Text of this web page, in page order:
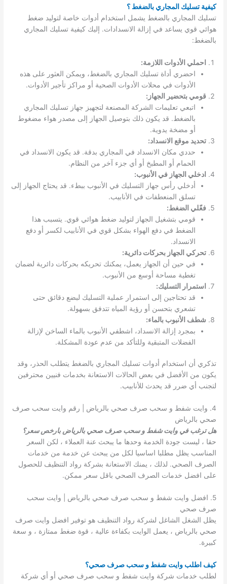
كيفية تسليك المجاري بالضغط ؟
تسليك المجاري بالضغط يشمل استخدام أدوات خاصة لتوليد ضغط
هوائي قوي يساعد في إزالة الانسدادات. إليك كيفية تسليك المجاري
بالضغط:
احملي الأدوات اللازمة:
احضري أداة تسليك المجاري بالضغط، ويمكن العثور على هذه
الأدوات في محلات الأدوات الصحية أو مراكز تأجير الأدوات.
قومي بتحضير الجهاز:
اتبعي تعليمات الشركة المصنعة لتجهيز جهاز تسليك المجاري
بالضغط. قد يكون ذلك بتوصيل الجهاز إلى مصدر هواء مضغوط
أو مضخة يدوية.
تحديد موقع الانسداد:
حددي مكان الانسداد في المجاري بدقة. قد يكون الانسداد في
الحمام أو المطبخ أو أي جزء آخر من النظام.
ادخلي الجهاز في الأنبوب:
أدخلي رأس جهاز التسليك في الأنبوب ببطء. قد يحتاج الجهاز إلى
تسلق المنعطفات في الأنابيب.
فعّلي الضغط:
قومي بتشغيل الجهاز لتوليد ضغط هوائي قوي. يتسبب هذا
الضغط في دفع الهواء بشكل قوي في الأنابيب لكسر أو دفع
الانسداد.
تحركي الجهاز بحركات دائرية:
في حين أن الجهاز يعمل، يمكنك تحريكه بحركات دائرية لضمان
تغطية مساحة أوسع من الأنبوب.
استمرار التسليك:
قد تحتاجين إلى استمرار عملية التسليك لبضع دقائق حتى
تشعري بتحسن أو رؤية المياه تتدفق بسهولة.
شطف الأنبوب بالماء:
بمجرد إزالة الانسداد، اشطفي الأنبوب بالماء الساخن لإزالة
الفضلات المتبقية وللتأكد من عدم عودة المشكلة.
تذكري أن استخدام أدوات تسليك المجاري بالضغط يتطلب الحذر، وقد
يكون من الأفضل في بعض الحالات الاستعانة بخدمات فنيين محترفين
لتجنب أي ضرر قد يحدث للأنابيب.
4. وايت شفط و سحب صرف صحي بالرياض | رقم وايت سحب صرف
صحي بالرياض
هل ترغب في وايت شفط و سحب صرف صحي بالرياض بارخص سعر؟
حقا ، ليست جودة الخدمة وحدها ما يبحث عنة العملاء ، لكن السعر
المناسب يظل مطلبا اساسيا لكل من يبحث عن خدمة من خدمات
الصرف الصحي. لذلك ، يمنك الاستعانة بشركة رواد التنظيف للحصول
على افضل خدمات الصرف الصحي باقل سعر ممكن.
5. افضل وايت شفط و سحب صرف صحي بالرياض | وايت سحب
صرف صحي
يظل الشغل الشاغل لشركة رواد التنظيف هو توفير افضل وايت صرف
صحي بالرياض ، يعمل الوايت بكفاءة عالية ، قوة ضغط ممتازة ، و سعة
كبيرة.
كيف اطلب وايت شفط و سحب صرف صحي؟
لطلب خدمات شركة وايت شفط و سحب صرف صحي أو أي شركة